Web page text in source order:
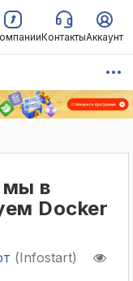
КонтактыАккаунт
мы в
Docker
(Infostart)